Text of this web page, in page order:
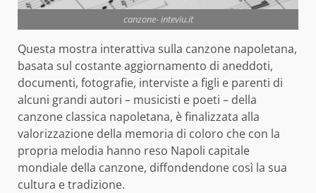
canzone- inteviu.it
Questa mostra interattiva sulla canzone napoletana,
basata sul costante aggiornamento di aneddoti,
documenti, fotografie, interviste a figli e parenti di
alcuni grandi autori – musicisti e poeti – della
canzone classica napoletana, è finalizzata alla
valorizzazione della memoria di coloro che con la
propria melodia hanno reso Napoli capitale
mondiale della canzone, diffondendone così la sua
cultura e tradizione.